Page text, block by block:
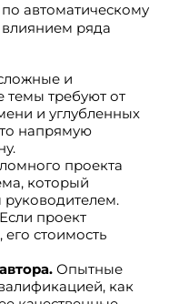
автоматическому
ряда
и
темы требуют от
и углубленных
напрямую
проекта
который
руководителем.
Если проект
его стоимость
Опытные
как